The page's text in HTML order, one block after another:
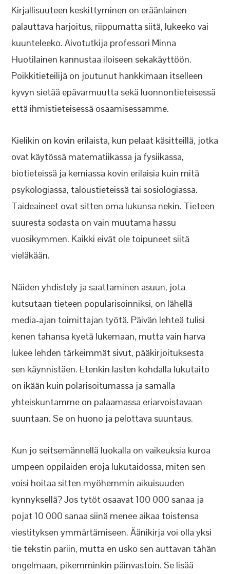
Kirjallisuuteen keskittyminen on eräänlainen
palauttava harjoitus, riippumatta siitä, lukeeko vai
kuunteleeko. Aivotutkija professori Minna
Huotilainen kannustaa iloiseen sekakäyttöön.
Poikkitieteilijä on joutunut hankkimaan itselleen
kyvyn sietää epävarmuutta sekä luonnontieteisessä
että ihmistieteisessä osaamisessamme.
Kielikin on kovin erilaista, kun pelaat käsitteillä, jotka
ovat käytössä matematiikassa ja fysiikassa,
biotieteissä ja kemiassa kovin erilaisia kuin mitä
psykologiassa, taloustieteissä tai sosiologiassa.
Taideaineet ovat sitten oma lukunsa nekin. Tieteen
suuresta sodasta on vain muutama hassu
vuosikymmen. Kaikki eivät ole toipuneet siitä
vieläkään.
Näiden yhdistely ja saattaminen asuun, jota
kutsutaan tieteen popularisoinniksi, on lähellä
media-ajan toimittajan työtä. Päivän lehteä tulisi
kenen tahansa kyetä lukemaan, mutta vain harva
lukee lehden tärkeimmät sivut, pääkirjoituksesta
sen käynnistäen. Etenkin lasten kohdalla lukutaito
on ikään kuin polarisoitumassa ja samalla
yhteiskuntamme on palaamassa eriarvoistavaan
suuntaan. Se on huono ja pelottava suuntaus.
Kun jo seitsemännellä luokalla on vaikeuksia kuroa
umpeen oppilaiden eroja lukutaidossa, miten sen
voisi hoitaa sitten myöhemmin aikuisuuden
kynnyksellä? Jos tytöt osaavat 100 000 sanaa ja
pojat 10 000 sanaa siinä menee aikaa toistensa
viestityksen ymmärtämiseen. Äänikirja voi olla yksi
tie tekstin pariin, mutta en usko sen auttavan tähän
ongelmaan, pikemminkin päinvastoin. Se lisää